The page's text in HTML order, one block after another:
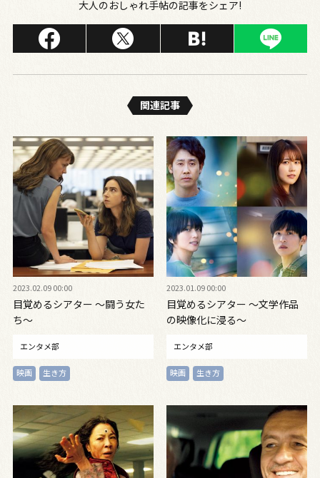
大人のおしゃれ手帖の記事をシェア!
関連記事
2023.02.09 00:00
目覚めるシアター 〜闘う女た
ち〜
エンタメ部
映画 生き方
2023.01.09 00:00
目覚めるシアター 〜文学作品
の映像化に浸る〜
エンタメ部
映画 生き方